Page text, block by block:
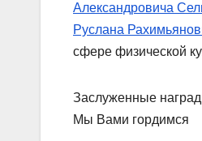
Александровича
Руслана
сфере физической
Заслуженные
Мы Вами гордимся